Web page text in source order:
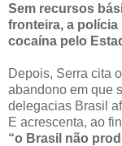
Sem recursos
fronteira, a polícia
cocaína pelo
Depois, Serra cita
abandono em que
delegacias Brasil
E acrescenta, ao
“o Brasil não